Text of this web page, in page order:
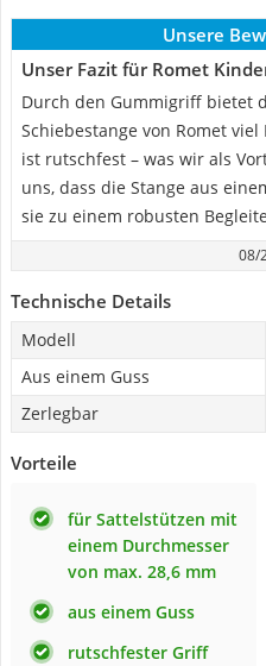
Unsere
Unser Fazit für Romet
Durch den Gummigriff bietet
Schiebestange von Romet
ist rutschfest – was wir als
uns, dass die Stange aus
sie zu einem robusten
08/
Technische Details
Modell
Aus einem Guss
Zerlegbar
Vorteile
für Sattelstützen mit
einem Durchmesser
von max. 28,6 mm
aus einem Guss
rutschfester Griff